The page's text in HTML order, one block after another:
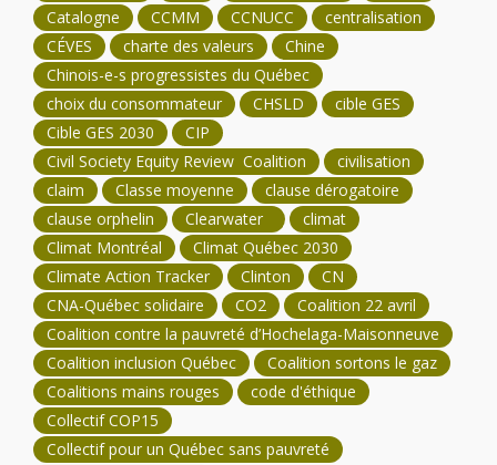
Catalogne
CCMM CCNUCC
centralisation
CÉVES
charte des valeurs
Chine
Chinois-e-s progressistes du Québec
choix du consommateur
CHSLD
cible GES
Cible GES 2030
CIP
Civil Society Equity Review Coalition
civilisation
claim
Classe moyenne
clause dérogatoire
clause orphelin
Clearwater
climat
Climat Montréal
Climat Québec 2030
Climate Action Tracker
Clinton
CN
CNA-Québec solidaire
CO2
Coalition 22 avril
Coalition contre la pauvreté d’Hochelaga-Maisonneuve
Coalition inclusion Québec
Coalition sortons le gaz
Coalitions mains rouges
code d'éthique
Collectif COP15
Collectif pour un Québec sans pauvreté